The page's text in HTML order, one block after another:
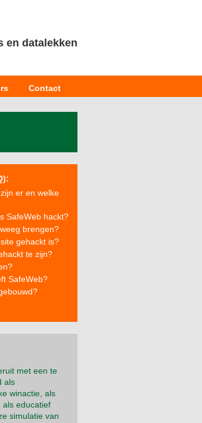
datalekken
Contact
er en welke
SafeWeb hackt?
brengen?
gehackt is?
te zijn?
SafeWeb?
met een te
als
winactie, als
als educatief
simulatie van